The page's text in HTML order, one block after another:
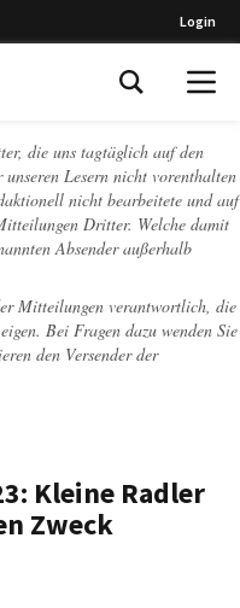
Login
die uns tagtäglich auf den
Lesern nicht vorenthalten
nicht bearbeitete und auf
Dritter. Welche damit
Absender außerhalb
Mitteilungen verantwortlich, die
Bei Fragen dazu wenden Sie
den Versender der
Kleine Radler
Zweck